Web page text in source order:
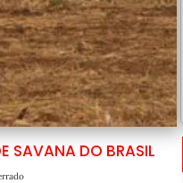
SAVANA DO BRASIL